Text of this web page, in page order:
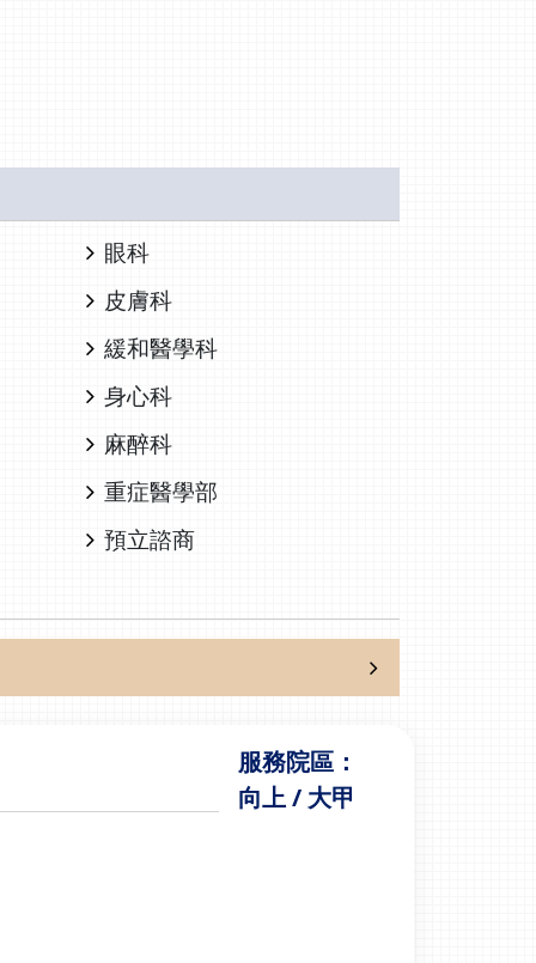
眼科
皮膚科
緩和醫學科
身心科
麻醉科
重症醫學部
預立諮商
服務院區：
向上 / 大甲